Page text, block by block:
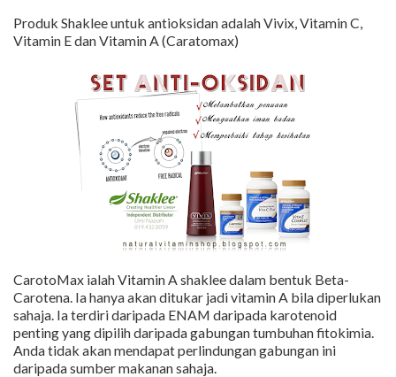
Produk Shaklee untuk antioksidan adalah Vivix, Vitamin C,
Vitamin E dan Vitamin A (Caratomax)
CarotoMax ialah Vitamin A shaklee dalam bentuk Beta-
Carotena. Ia hanya akan ditukar jadi vitamin A bila diperlukan
sahaja. Ia terdiri daripada ENAM daripada karotenoid
penting yang dipilih daripada gabungan tumbuhan fitokimia.
Anda tidak akan mendapat perlindungan gabungan ini
daripada sumber makanan sahaja.